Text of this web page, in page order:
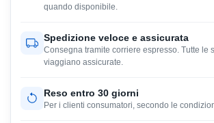
quando disponibile.
Spedizione veloce e assicurata
Consegna tramite corriere espresso. Tutte le
viaggiano assicurate.
Reso entro 30 giorni
Per i clienti consumatori, secondo le